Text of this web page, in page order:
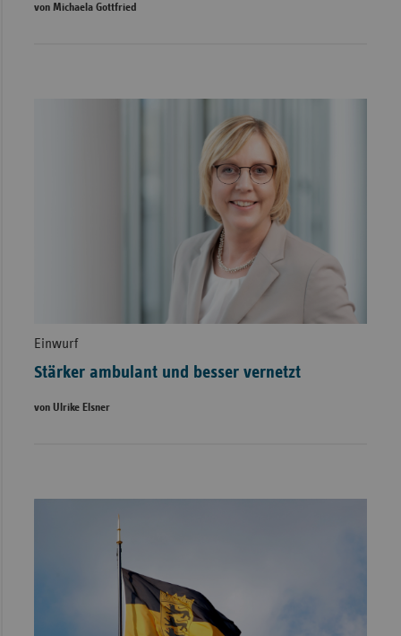
von Michaela Gottfried
Einwurf
Stärker ambulant und besser vernetzt
von Ulrike Elsner